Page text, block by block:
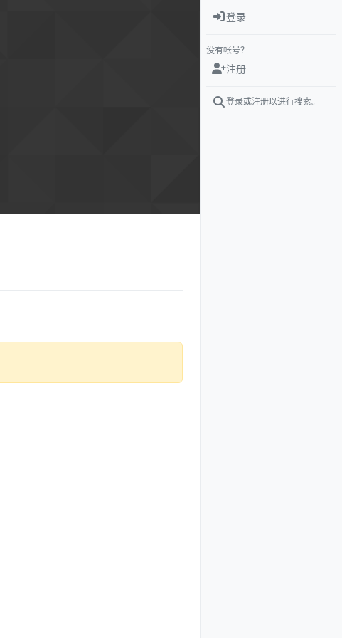
登录
没有帐号？
注册
登录或注册以进行搜索。